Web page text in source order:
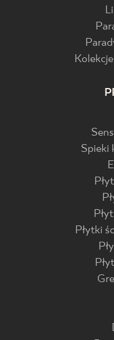
Spieki
Płytki